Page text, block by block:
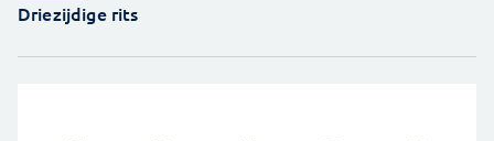
Driezijdige rits